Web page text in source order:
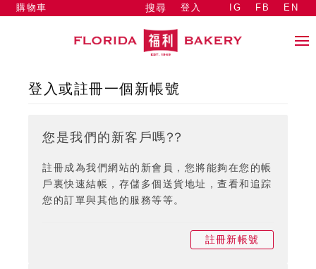
搜尋 登入
購物車 IG FB EN
登入或註冊一個新帳號
您是我們的新客戶嗎??
註冊成為我們網站的新會員，您將能夠在您的帳
戶裏快速結帳，存儲多個送貨地址，查看和追踪
您的訂單與其他的服務等等。
註冊新帳號